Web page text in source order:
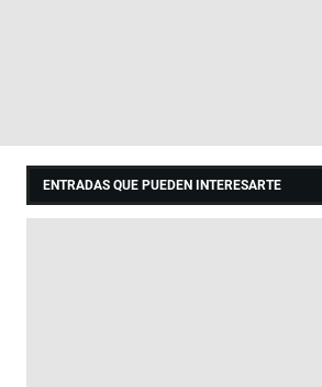
ENTRADAS QUE PUEDEN INTERESARTE